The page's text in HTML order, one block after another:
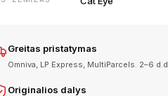
Greitas pristatymas
Omniva, LP Express, MultiParcels. 2–6 d.d.
Originalios dalys